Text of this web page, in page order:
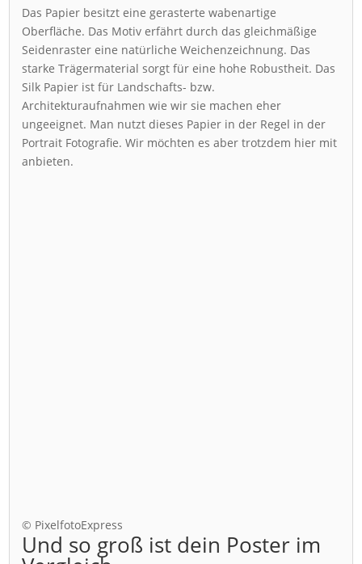
Das Papier besitzt eine gerasterte wabenartige
Oberfläche. Das Motiv erfährt durch das gleichmäßige
Seidenraster eine natürliche Weichenzeichnung. Das
starke Trägermaterial sorgt für eine hohe Robustheit. Das
Silk Papier ist für Landschafts- bzw.
Architekturaufnahmen wie wir sie machen eher
ungeeignet. Man nutzt dieses Papier in der Regel in der
Portrait Fotografie. Wir möchten es aber trotzdem hier mit
anbieten.
© PixelfotoExpress
Und so groß ist dein Poster im